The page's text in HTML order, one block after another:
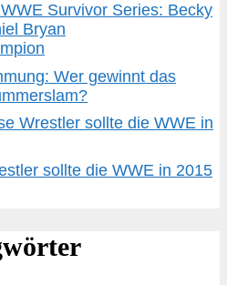
Survivor Series: Becky
Bryan
Wer gewinnt das
Wrestler sollte die WWE in
sollte die WWE in 2015